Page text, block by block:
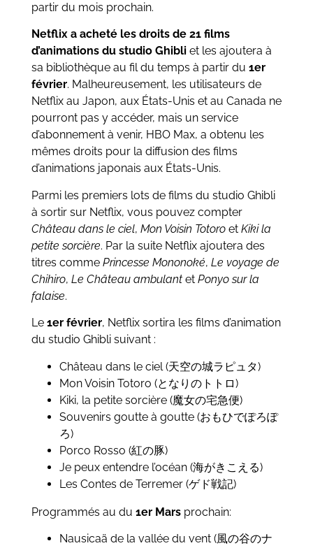
partir du mois prochain.
Netflix a acheté les droits de 21 films
d’animations du studio Ghibliet les ajoutera à
sa bibliothèque au fil du temps à partir du 1er
février. Malheureusement, les utilisateurs de
Netflix au Japon, aux États-Unis et au Canada ne
pourront pas y accéder, mais un service
d’abonnement à venir, HBO Max, a obtenu les
mêmes droits pour la diffusion des films
d’animations japonais aux États-Unis.
Parmi les premiers lots de films du studio Ghibli
à sortir sur Netflix, vous pouvez compter
Château dans le ciel, Mon Voisin Totoroet Kiki la
petite sorcière. Par la suite Netflix ajoutera des
titres comme Princesse Mononoké, Le voyage de
Chihiro, Le Château ambulantet Ponyo sur la
falaise.
Le 1er février, Netflix sortira les films d’animation
du studio Ghibli suivant :
Château dans le ciel (天空の城ラピュタ)
Mon Voisin Totoro (となりのトトロ)
Kiki, la petite sorcière (魔女の宅急便)
Souvenirs goutte à goutte (おもひでぽろぽ
ろ)
Porco Rosso (紅の豚)
Je peux entendre l’océan (海がきこえる)
Les Contes de Terremer (ゲド戦記)
Programmés au du 1er Mars prochain:
Nausicaä de la vallée du vent (風の谷のナ